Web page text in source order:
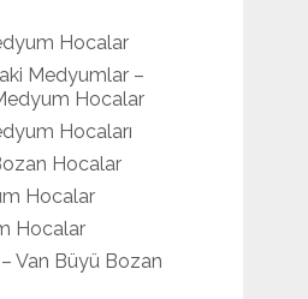
Hocalar
Medyumlar –
Hocalar
Hocaları
Hocalar
Hocalar
Hocalar
Van Büyü Bozan